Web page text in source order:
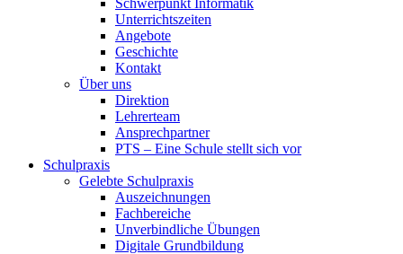
Schwerpunkt Informatik
Unterrichtszeiten
Angebote
Geschichte
Kontakt
Über uns
Direktion
Lehrerteam
Ansprechpartner
PTS – Eine Schule stellt sich vor
Schulpraxis
Gelebte Schulpraxis
Auszeichnungen
Fachbereiche
Unverbindliche Übungen
Digitale Grundbildung